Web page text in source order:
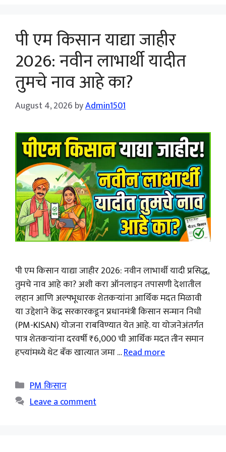
पी एम किसान याद्या जाहीर
2026: नवीन लाभार्थी यादीत
तुमचे नाव आहे का?
August 4, 2026 byAdmin1501
पी एम किसान याद्या जाहीर 2026: नवीन लाभार्थी यादी प्रसिद्ध,
तुमचे नाव आहे का? अशी करा ऑनलाइन तपासणी देशातील
लहान आणि अल्पभूधारक शेतकऱ्यांना आर्थिक मदत मिळावी
या उद्देशाने केंद्र सरकारकडून प्रधानमंत्री किसान सन्मान निधी
(PM-KISAN) योजना राबविण्यात येत आहे. या योजनेअंतर्गत
पात्र शेतकऱ्यांना दरवर्षी ₹6,000 ची आर्थिक मदत तीन समान
हप्त्यांमध्ये थेट बँक खात्यात जमा …Read more
Categories
PM किसान
Leave a comment